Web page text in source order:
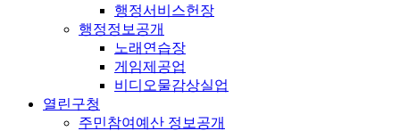
행정서비스헌장
행정정보공개
노래연습장
게임제공업
비디오물감상실업
열린구청
주민참여예산 정보공개